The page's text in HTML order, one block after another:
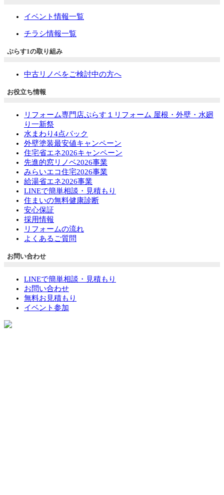
イベント情報一覧
チラシ情報一覧
ぷらす1の取り組み
中古リノベをご検討中の方へ
お役立ち情報
リフォーム専門店ぷらす１リフォーム 屋根・外壁・水廻
り一新祭
水まわり4点パック
外壁塗装最安値キャンペーン
住宅省エネ2026キャンペーン
先進的窓リノベ2026事業
みらいエコ住宅2026事業
給湯省エネ2026事業
LINEで簡単相談・見積もり
住まいの無料健康診断
安心保証
採用情報
リフォームの流れ
よくあるご質問
お問い合わせ
LINEで簡単相談・見積もり
お問い合わせ
無料お見積もり
イベント参加